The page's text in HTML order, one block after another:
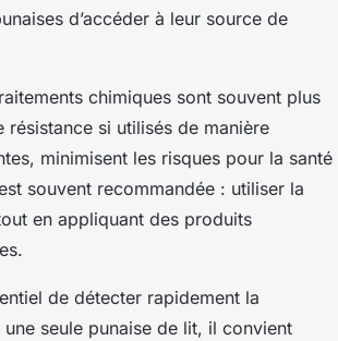
d’accéder à leur source de
chimiques sont souvent plus
résistance si utilisés de manière
minimisent les risques pour la santé
souvent recommandée : utiliser la
en appliquant des produits
de détecter rapidement la
seule punaise de lit, il convient